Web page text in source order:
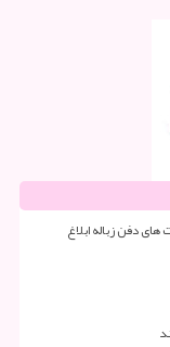
دفن زباله ابلاغ